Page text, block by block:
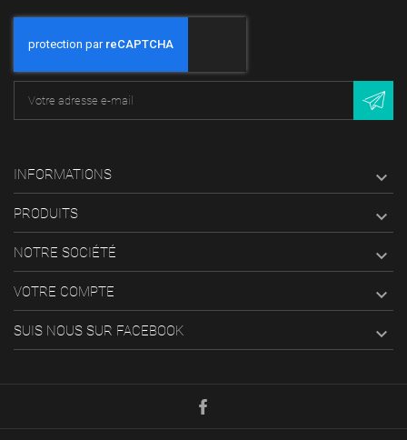
INFORMATIONS 
PRODUITS 
NOTRE SOCIÉTÉ 
VOTRE COMPTE 
SUIS NOUS SUR FACEBOOK 